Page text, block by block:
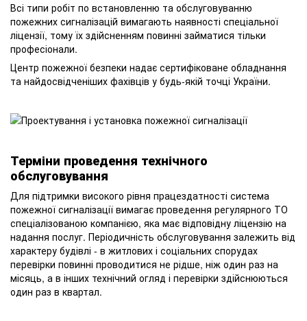
Всі типи робіт по встановленню та обслуговуванню
пожежних сигналізацій вимагають наявності спеціальної
ліцензії, тому їх здійсненням повинні займатися тільки
професіонали.
Центр пожежної безпеки надає сертифіковане обладнання
та найдосвідченіших фахівців у будь-якій точці України.
Терміни проведення технічного
обслуговування
Для підтримки високого рівня працездатності система
пожежної сигналізації вимагає проведення регулярного ТО
спеціалізованою компанією, яка має відповідну ліцензію на
надання послуг. Періодичність обслуговування залежить від
характеру будівлі - в житлових і соціальних спорудах
перевірки повинні проводитися не рідше, ніж один раз на
місяць, а в інших технічний огляд і перевірки здійснюються
один раз в квартал.